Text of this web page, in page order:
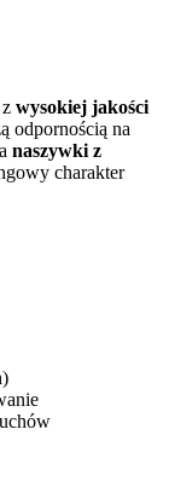
wysokiej jakości
odpornością na
naszywki z
charakter